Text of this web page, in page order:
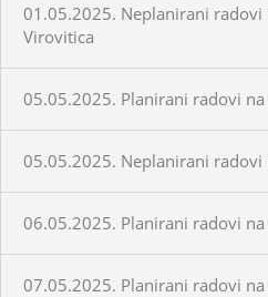
01.05.2025. Neplanirani
Virovitica
05.05.2025. Planirani radovi
05.05.2025. Neplanirani radovi
06.05.2025. Planirani radovi
07.05.2025. Planirani radovi